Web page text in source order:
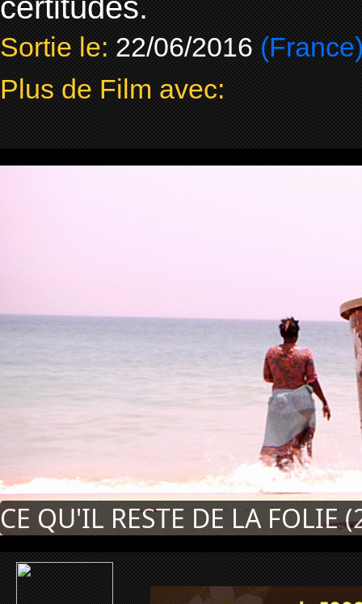
certitudes.
Sortie le: 22/06/2016
Plus de Film avec:
CE QU'IL RESTE DE LA FOLIE